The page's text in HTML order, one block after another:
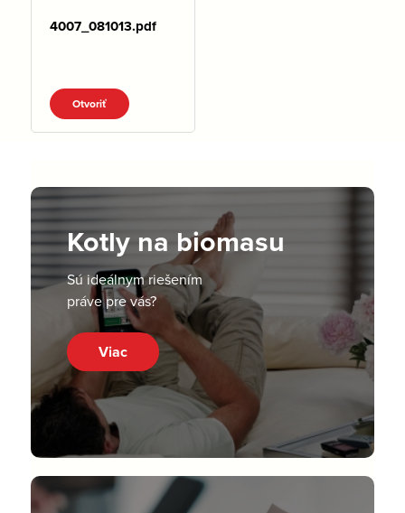
4007_081013.pdf
Otvoriť
Kotly na biomasu
Sú ideálnym riešením
práve pre vás?
Viac